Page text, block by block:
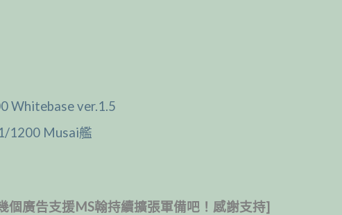
Whitebase ver.1.5
1200 Musai艦
個廣告支援MS翰持續擴張軍備吧！感謝支持]